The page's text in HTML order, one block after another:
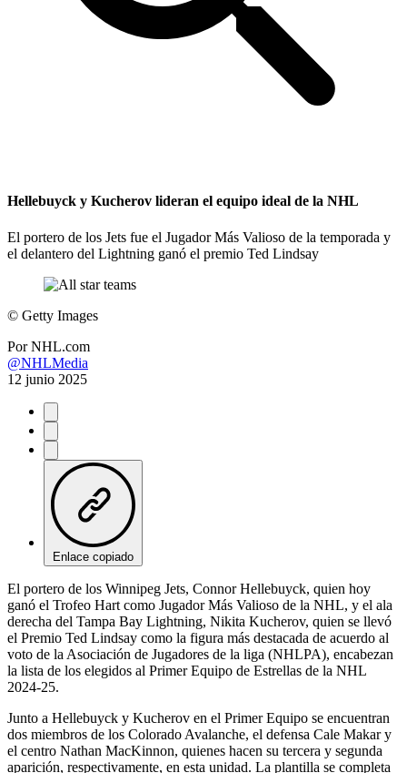
Hellebuyck y Kucherov lideran el equipo ideal de la NHL
El portero de los Jets fue el Jugador Más Valioso de la temporada y
el delantero del Lightning ganó el premio Ted Lindsay
© Getty Images
Por NHL.com
@NHLMedia
12 junio 2025
Enlace copiado
El portero de los Winnipeg Jets, Connor Hellebuyck, quien hoy
ganó el Trofeo Hart como Jugador Más Valioso de la NHL, y el ala
derecha del Tampa Bay Lightning, Nikita Kucherov, quien se llevó
el Premio Ted Lindsay como la figura más destacada de acuerdo al
voto de la Asociación de Jugadores de la liga (NHLPA), encabezan
la lista de los elegidos al Primer Equipo de Estrellas de la NHL
2024-25.
Junto a Hellebuyck y Kucherov en el Primer Equipo se encuentran
dos miembros de los Colorado Avalanche, el defensa Cale Makar y
el centro Nathan MacKinnon, quienes hacen su tercera y segunda
aparición, respectivamente, en esta unidad. La plantilla se completa